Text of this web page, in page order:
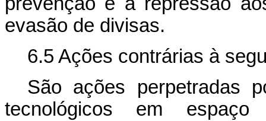
evasão de divisas.
6.5 Ações contrárias à
São ações perpetradas
tecnológicos em